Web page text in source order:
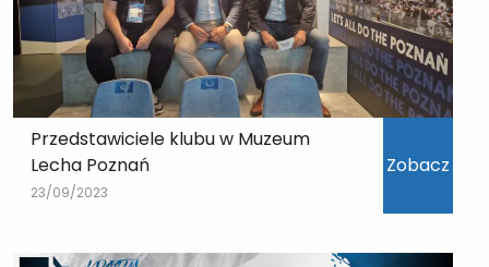
Przedstawiciele klubu w Muzeum
Lecha Poznań
23/09/2023
Zobacz